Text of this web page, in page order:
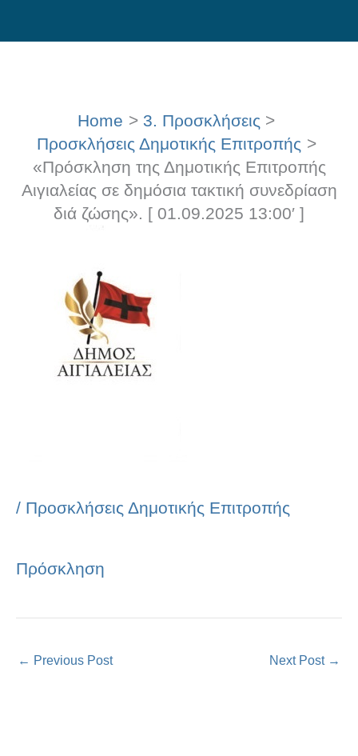
to
Home
3. Προσκλήσεις
Προσκλήσεις Δημοτικής Επιτροπής
«Πρόσκληση της Δημοτικής Επιτροπής
Αιγιαλείας σε δημόσια τακτική συνεδρίαση
διά ζώσης». [ 01.09.2025 13:00′ ]
/ Προσκλήσεις Δημοτικής Επιτροπής
Πρόσκληση
← Previous Post Next Post →